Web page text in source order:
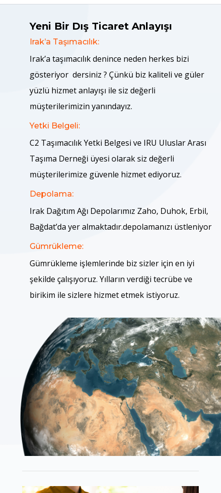
Yeni Bir Dış Ticaret Anlayışı
Irak’a Taşımacılık:
Irak’a taşımacılık denince neden herkes bizi
gösteriyor dersiniz ? Çünkü biz kaliteli ve güler
yüzlü hizmet anlayışı ile siz değerli
müşterilerimizin yanındayız.
Yetki Belgeli:
C2 Taşımacılık Yetki Belgesi ve IRU Uluslar Arası
Taşıma Derneği üyesi olarak siz değerli
müşterilerimize güvenle hizmet ediyoruz.
Depolama:
Irak Dağıtım Ağı Depolarımız Zaho, Duhok, Erbil,
Bağdat’da yer almaktadır.depolamanızı üstleniyor
Gümrükleme:
Gümrükleme işlemlerinde biz sizler için en iyi
şekilde çalışıyoruz. Yılların verdiği tecrübe ve
birikim ile sizlere hizmet etmek istiyoruz.